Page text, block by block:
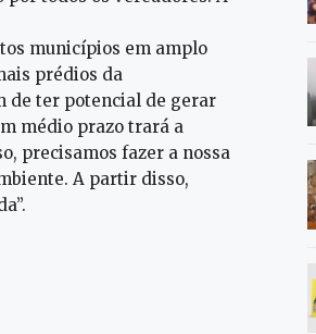
municípios em amplo
prédios da
de ter potencial de gerar
médio prazo trará a
precisamos fazer a nossa
A partir disso,